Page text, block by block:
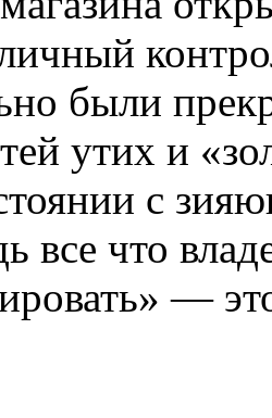
были
утих и
с
все что
—